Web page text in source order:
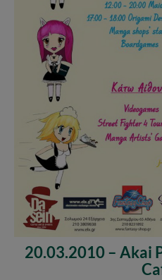
20.03.2010 – Akai